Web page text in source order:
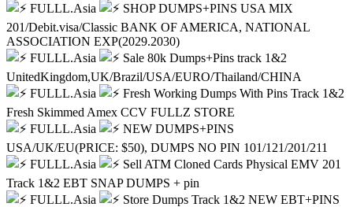
FULLL.Asia
SHOP DUMPS+PINS USA MIX
201/Debit.visa/Classic BANK OF AMERICA, NATIONAL
ASSOCIATION EXP(2029.2030)
FULLL.Asia
Sale 80k Dumps+Pins track 1&2
UnitedKingdom,UK/Brazil/USA/EURO/Thailand/CHINA
FULLL.Asia
Fresh Working Dumps With Pins Track 1&2
Fresh Skimmed Amex CCV FULLZ STORE
FULLL.Asia
NEW DUMPS+PINS
USA/UK/EU(PRICE: $50), DUMPS NO PIN 101/121/201/211
FULLL.Asia
Sell ATM Cloned Cards Physical EMV 201
Track 1&2 EBT SNAP DUMPS + pin
FULLL.Asia
Store Dumps Track 1&2 NEW EBT+PINS